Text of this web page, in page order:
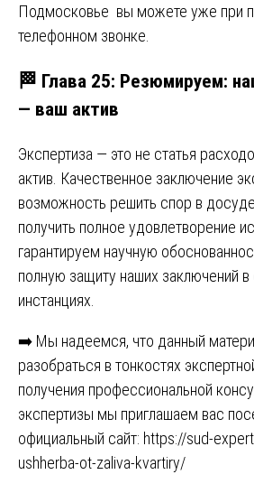
Подмосковье вы можете уже при
телефонном звонке.
🏁 Глава 25: Резюмируем:
— ваш актив
Экспертиза — это не статья
актив. Качественное заключение
возможность решить спор в
получить полное удовлетворение
гарантируем научную
полную защиту наших заключений
инстанциях.
➡️ Мы надеемся, что данный
разобраться в тонкостях
получения профессиональной
экспертизы мы приглашаем вас
официальный сайт: https://sud-
ushherba-ot-zaliva-kvartiry/